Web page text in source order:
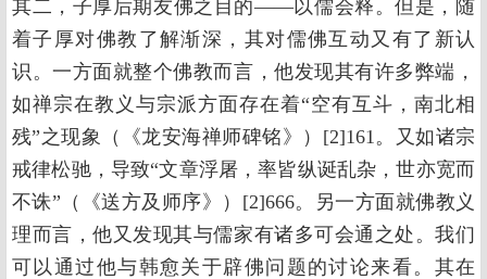
其二，子厚后期友佛之目的——以儒会释。但是，随
着子厚对佛教了解渐深，其对儒佛互动又有了新认
识。一方面就整个佛教而言，他发现其有许多弊端，
如禅宗在教义与宗派方面存在着“空有互斗，南北相
残”之现象（《龙安海禅师碑铭》）[2]161。又如诸宗
戒律松驰，导致“文章浮屠，率皆纵诞乱杂，世亦宽而
不诛”（《送方及师序》）[2]666。另一方面就佛教义
理而言，他又发现其与儒家有诸多可会通之处。我们
可以通过他与韩愈关于辟佛问题的讨论来看。其在